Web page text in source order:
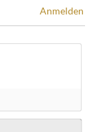
Anmelden